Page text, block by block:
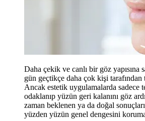
Daha çekik ve canlı bir göz yapısına
gün geçtikçe daha çok kişi
Ancak estetik uygulamalarda sadece
odaklanıp yüzün geri kalanını göz
zaman beklenen ya da doğal
yüzden yüzün genel dengesini